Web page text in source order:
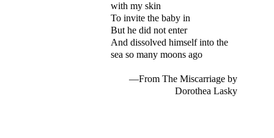
with my skin
To invite the baby in
But he did not enter
And dissolved himself into the
sea so many moons ago
—From The Miscarriage by
Dorothea Lasky